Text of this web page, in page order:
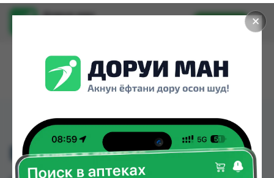
✕
Доруи ман
Установить
ВИРГАН 0,15% 5Г